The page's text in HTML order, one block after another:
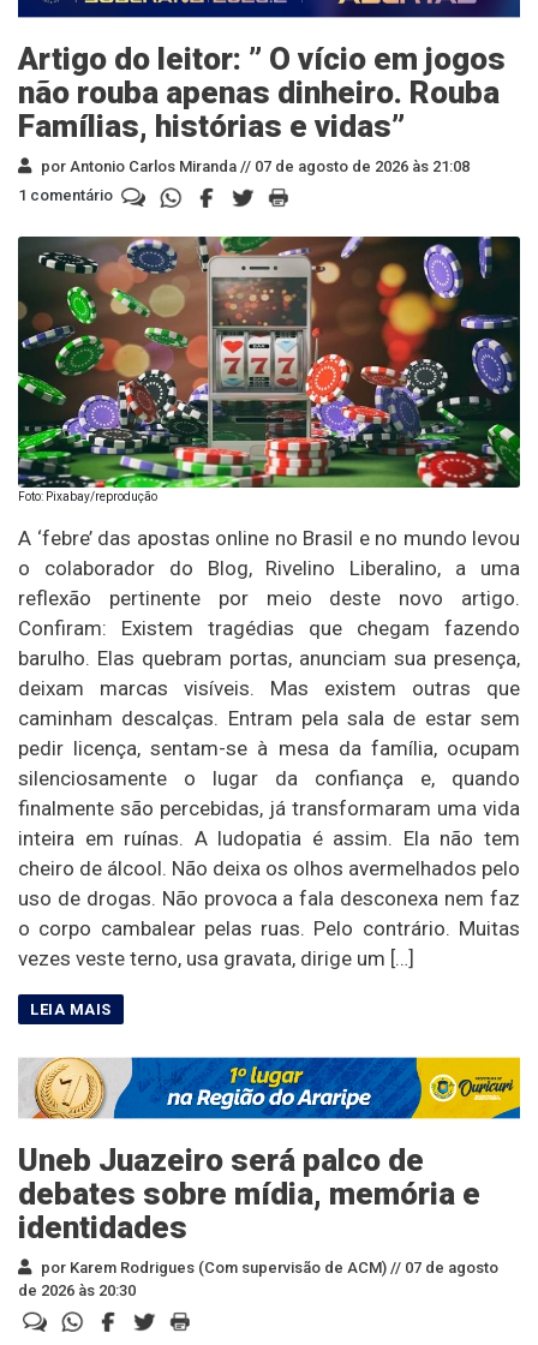
Artigo do leitor: ” O vício em jogos
não rouba apenas dinheiro. Rouba
Famílias, histórias e vidas”
por Antonio Carlos Miranda // 07 de agosto de 2026 às 21:08
1 comentário
Foto: Pixabay/reprodução
A ‘febre’ das apostas online no Brasil e no mundo levou
o colaborador do Blog, Rivelino Liberalino, a uma
reflexão pertinente por meio deste novo artigo.
Confiram: Existem tragédias que chegam fazendo
barulho. Elas quebram portas, anunciam sua presença,
deixam marcas visíveis. Mas existem outras que
caminham descalças. Entram pela sala de estar sem
pedir licença, sentam-se à mesa da família, ocupam
silenciosamente o lugar da confiança e, quando
finalmente são percebidas, já transformaram uma vida
inteira em ruínas. A ludopatia é assim. Ela não tem
cheiro de álcool. Não deixa os olhos avermelhados pelo
uso de drogas. Não provoca a fala desconexa nem faz
o corpo cambalear pelas ruas. Pelo contrário. Muitas
vezes veste terno, usa gravata, dirige um […]
Uneb Juazeiro será palco de
debates sobre mídia, memória e
identidades
por Karem Rodrigues (Com supervisão de ACM) // 07 de agosto
de 2026 às 20:30